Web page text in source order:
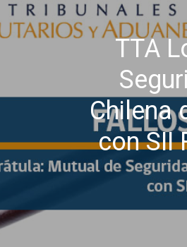
TTA
Chilena
con SII